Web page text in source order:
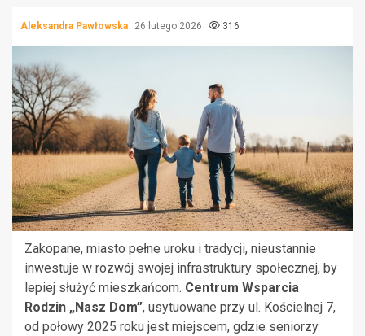
Aleksandra Pawłowska 26 lutego 2026 316
Zakopane, miasto pełne uroku i tradycji, nieustannie
inwestuje w rozwój swojej infrastruktury społecznej, by
lepiej służyć mieszkańcom. Centrum Wsparcia
Rodzin „Nasz Dom”, usytuowane przy ul. Kościelnej 7,
od połowy 2025 roku jest miejscem, gdzie seniorzy